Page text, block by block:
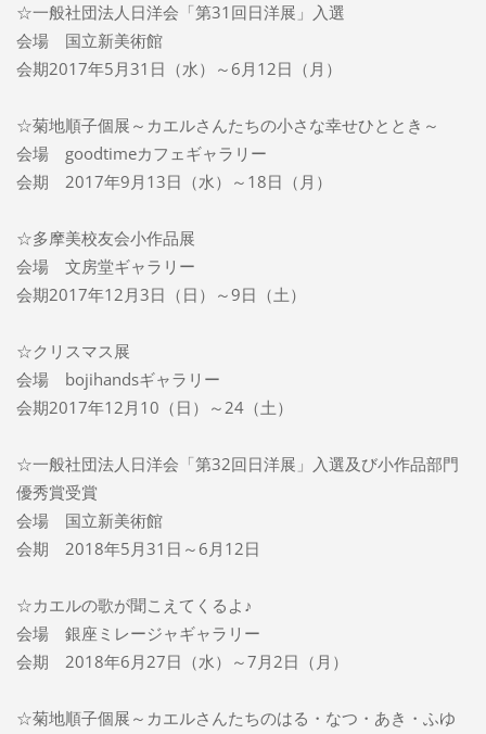
☆一般社団法人日洋会「第31回日洋展」入選
会場 国立新美術館
会期2017年5月31日（水）～6月12日（月）
☆菊地順子個展～カエルさんたちの小さな幸せひととき～
会場 goodtimeカフェギャラリー
会期 2017年9月13日（水）～18日（月）
☆多摩美校友会小作品展
会場 文房堂ギャラリー
会期2017年12月3日（日）～9日（土）
☆クリスマス展
会場 bojihandsギャラリー
会期2017年12月10（日）～24（土）
☆一般社団法人日洋会「第32回日洋展」入選及び小作品部門
優秀賞受賞
会場 国立新美術館
会期 2018年5月31日～6月12日
☆カエルの歌が聞こえてくるよ♪
会場 銀座ミレージャギャラリー
会期 2018年6月27日（水）～7月2日（月）
☆菊地順子個展～カエルさんたちのはる・なつ・あき・ふゆ